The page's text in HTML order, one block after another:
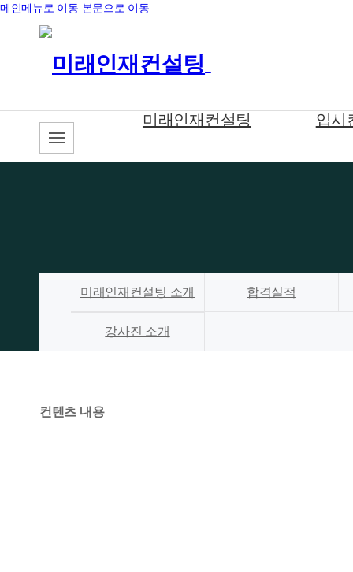
메인메뉴로 이동 본문으로 이동
미래인재컨설팅 소개 합격실적
강사진 소개
컨텐츠 내용
미래인재컨설팅 입시